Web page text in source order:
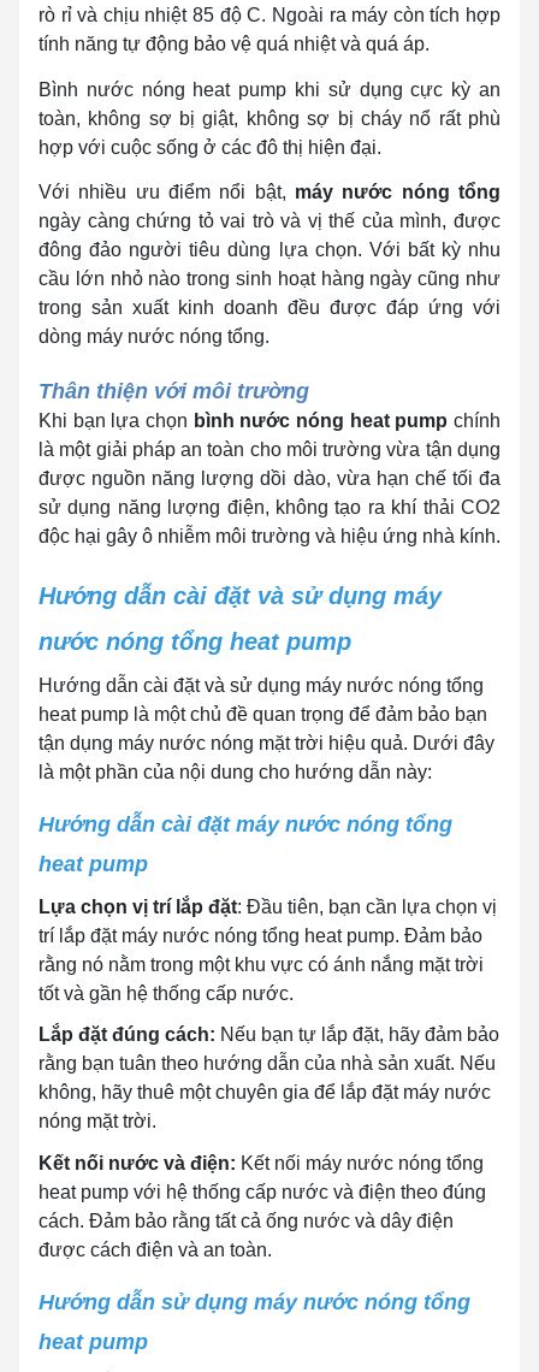
rò rỉ và chịu nhiệt 85 độ C. Ngoài ra máy còn tích hợp
tính năng tự động bảo vệ quá nhiệt và quá áp.
Bình nước nóng heat pump khi sử dụng cực kỳ an
toàn, không sợ bị giật, không sợ bị cháy nổ rất phù
hợp với cuộc sống ở các đô thị hiện đại.
Với nhiều ưu điểm nổi bật, máy nước nóng tổng
ngày càng chứng tỏ vai trò và vị thế của mình, được
đông đảo người tiêu dùng lựa chọn. Với bất kỳ nhu
cầu lớn nhỏ nào trong sinh hoạt hàng ngày cũng như
trong sản xuất kinh doanh đều được đáp ứng với
dòng máy nước nóng tổng.
Thân thiện với môi trường
Khi bạn lựa chọn bình nước nóng heat pump chính
là một giải pháp an toàn cho môi trường vừa tận dụng
được nguồn năng lượng dồi dào, vừa hạn chế tối đa
sử dụng năng lượng điện, không tạo ra khí thải CO2
độc hại gây ô nhiễm môi trường và hiệu ứng nhà kính.
Hướng dẫn cài đặt và sử dụng máy
nước nóng tổng heat pump
Hướng dẫn cài đặt và sử dụng máy nước nóng tổng
heat pump là một chủ đề quan trọng để đảm bảo bạn
tận dụng máy nước nóng mặt trời hiệu quả. Dưới đây
là một phần của nội dung cho hướng dẫn này:
Hướng dẫn cài đặt máy nước nóng tổng
heat pump
Lựa chọn vị trí lắp đặt: Đầu tiên, bạn cần lựa chọn vị
trí lắp đặt máy nước nóng tổng heat pump. Đảm bảo
rằng nó nằm trong một khu vực có ánh nắng mặt trời
tốt và gần hệ thống cấp nước.
Lắp đặt đúng cách: Nếu bạn tự lắp đặt, hãy đảm bảo
rằng bạn tuân theo hướng dẫn của nhà sản xuất. Nếu
không, hãy thuê một chuyên gia để lắp đặt máy nước
nóng mặt trời.
Kết nối nước và điện: Kết nối máy nước nóng tổng
heat pump với hệ thống cấp nước và điện theo đúng
cách. Đảm bảo rằng tất cả ống nước và dây điện
được cách điện và an toàn.
Hướng dẫn sử dụng máy nước nóng tổng
heat pump